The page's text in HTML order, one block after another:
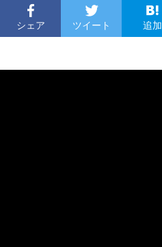
シェア ツイート 追加